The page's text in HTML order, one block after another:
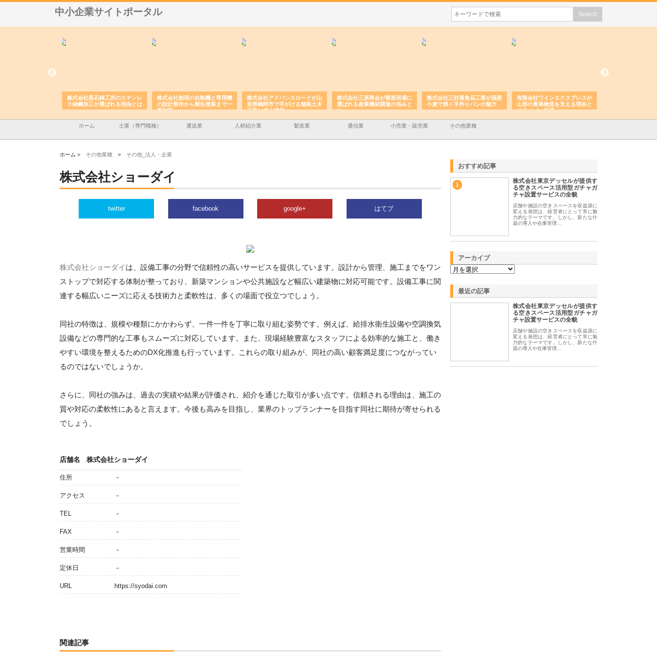
中小企業サイトポータル
株式会社黒石鋳工所のステンレ
ス鋳鋼加工が選ばれる理由とは
株式会社創現の自動機と専用機
の設計製作から製缶塗装まで一
貫対応
株式会社アドバンスロードが山
形県鶴岡市で手がける舗装土木
工事と求人情報
株式会社三原商会が製造現場に
選ばれる産業機材調達の強みと
は
株式会社三好屋食品工業が国産
小麦で焼く手作りパンの魅力
有限会社ワインエクスプレスが
山形の青果物流を支える理由と
ドライバー待遇
ホーム 士業（専門職種） 運送業 人材紹介業 製造業 通信業 小売業・販売業 その他業種
ホーム > その他業種 > その他_法人・企業
株式会社ショーダイ
twitter facebook google+ はてブ
株式会社ショーダイは、設備工事の分野で信頼性の高いサービスを提供しています。設計から管理、施工までをワン
ストップで対応する体制が整っており、新築マンションや公共施設など幅広い建築物に対応可能です。設備工事に関
連する幅広いニーズに応える技術力と柔軟性は、多くの場面で役立つでしょう。
同社の特徴は、規模や種類にかかわらず、一件一件を丁寧に取り組む姿勢です。例えば、給排水衛生設備や空調換気
設備などの専門的な工事もスムーズに対応しています。また、現場経験豊富なスタッフによる効率的な施工と、働き
やすい環境を整えるためのDX化推進も行っています。これらの取り組みが、同社の高い顧客満足度につながってい
るのではないでしょうか。
さらに、同社の強みは、過去の実績や結果が評価され、紹介を通じた取引が多い点です。信頼される理由は、施工の
質や対応の柔軟性にあると言えます。今後も高みを目指し、業界のトップランナーを目指す同社に期待が寄せられる
でしょう。
店舗名 株式会社ショーダイ
住所 －
アクセス －
TEL －
FAX －
営業時間 －
定休日 －
URL https://syodai.com
関連記事
おすすめ記事
1
株式会社東京デッセルが提供す
る空きスペース活用型ガチャガ
チャ設置サービスの全貌
店舗や施設の空きスペースを収益源に
変える発想は、経営者にとって常に魅
力的なテーマです。しかし、新たな什
器の導入や在庫管理…
アーカイブ
最近の記事
株式会社東京デッセルが提供す
る空きスペース活用型ガチャガ
チャ設置サービスの全貌
店舗や施設の空きスペースを収益源に
変える発想は、経営者にとって常に魅
力的なテーマです。しかし、新たな什
器の導入や在庫管理…